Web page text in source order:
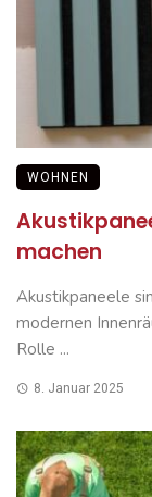
WOHNEN
machen
Akustikpaneele
modernen
Rolle ...
8. Januar 2025